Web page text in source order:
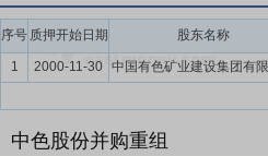
业绩和经济效益为导向，不断创新体
员和物资本地化率，持续加强供应链
核心维度，构建“5+1”信息数智化系
序号 质押开始日期 股东名称
1 2000-11-30 中国有色矿业建设集团有
中色股份并购重组